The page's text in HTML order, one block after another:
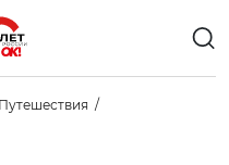
Путешествия